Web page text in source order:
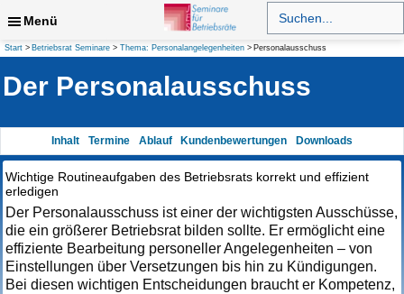
InhaltMenü
Search
for:
Suchen
Start Betriebsrat Seminare Thema: Personalangelegenheiten Personalausschuss
Der Personalausschuss
Inhalt Termine Ablauf Kundenbewertungen Downloads
Wichtige Routineaufgaben des Betriebsrats korrekt und effizient
erledigen
Der Personalausschuss ist einer der wichtigsten Ausschüsse,
die ein größerer Betriebsrat bilden sollte. Er ermöglicht eine
effiziente Bearbeitung personeller Angelegenheiten – von
Einstellungen über Versetzungen bis hin zu Kündigungen.
Bei diesen wichtigen Entscheidungen braucht er Kompetenz,